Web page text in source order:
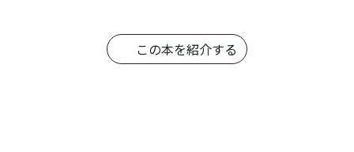
この本を紹介する